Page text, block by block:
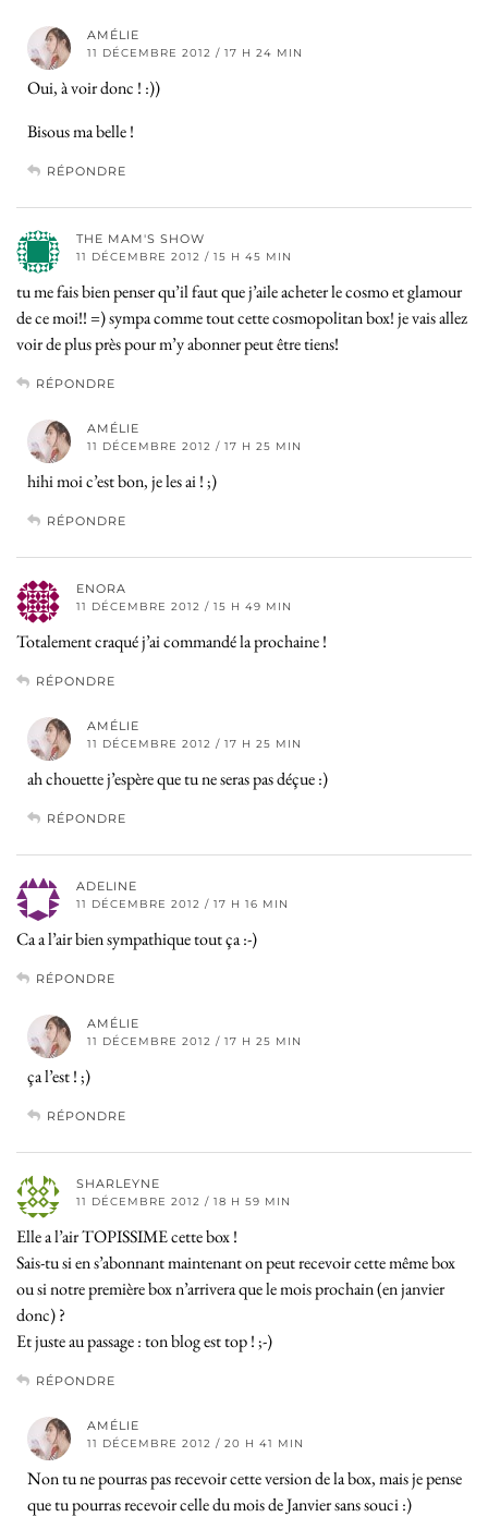
AMÉLIE
11 DÉCEMBRE 2012 / 17 H 24 MIN
Oui, à voir donc ! :))
Bisous ma belle !
RÉPONDRE
THE MAM'S SHOW
11 DÉCEMBRE 2012 / 15 H 45 MIN
tu me fais bien penser qu’il faut que j’aile acheter le cosmo et glamour
de ce moi!! =) sympa comme tout cette cosmopolitan box! je vais allez
voir de plus près pour m’y abonner peut être tiens!
RÉPONDRE
AMÉLIE
11 DÉCEMBRE 2012 / 17 H 25 MIN
hihi moi c’est bon, je les ai ! ;)
RÉPONDRE
ENORA
11 DÉCEMBRE 2012 / 15 H 49 MIN
Totalement craqué j’ai commandé la prochaine !
RÉPONDRE
AMÉLIE
11 DÉCEMBRE 2012 / 17 H 25 MIN
ah chouette j’espère que tu ne seras pas déçue :)
RÉPONDRE
ADELINE
11 DÉCEMBRE 2012 / 17 H 16 MIN
Ca a l’air bien sympathique tout ça :-)
RÉPONDRE
AMÉLIE
11 DÉCEMBRE 2012 / 17 H 25 MIN
ça l’est ! ;)
RÉPONDRE
SHARLEYNE
11 DÉCEMBRE 2012 / 18 H 59 MIN
Elle a l’air TOPISSIME cette box !
Sais-tu si en s’abonnant maintenant on peut recevoir cette même box
ou si notre première box n’arrivera que le mois prochain (en janvier
donc) ?
Et juste au passage : ton blog est top ! ;-)
RÉPONDRE
AMÉLIE
11 DÉCEMBRE 2012 / 20 H 41 MIN
Non tu ne pourras pas recevoir cette version de la box, mais je pense
que tu pourras recevoir celle du mois de Janvier sans souci :)